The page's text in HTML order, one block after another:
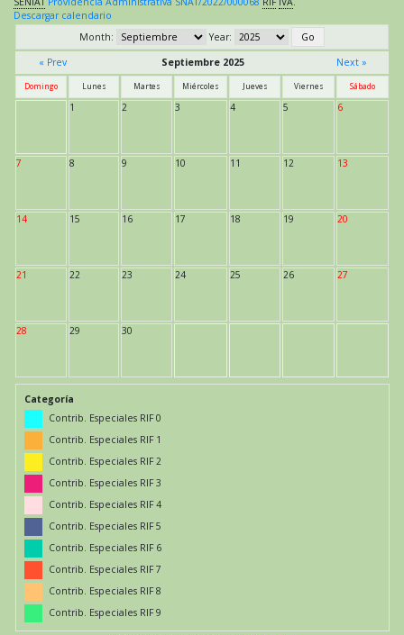
Descargar calendario
Month:
Year:
« Prev
Septiembre 2025 Next »
Domingo Lunes Martes Miércoles Jueves Viernes Sábado
1 2 3 4 5 6
7 8 9 10 11 12 13
14 15 16 17 18 19 20
21 22 23 24 25 26 27
28 29 30
Categoría
Contrib. Especiales RIF 0
Contrib. Especiales RIF 1
Contrib. Especiales RIF 2
Contrib. Especiales RIF 3
Contrib. Especiales RIF 4
Contrib. Especiales RIF 5
Contrib. Especiales RIF 6
Contrib. Especiales RIF 7
Contrib. Especiales RIF 8
Contrib. Especiales RIF 9